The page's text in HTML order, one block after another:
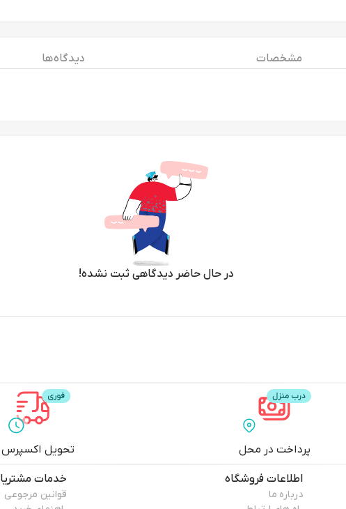
مشخصات
دیدگاه ها
در حال حاضر دیدگاهی ثبت نشده!
پرداخت در محل تحویل اکسپرس
اطلاعات فروشگاه
درباره ما
خدمات
قوانین مرجوعی